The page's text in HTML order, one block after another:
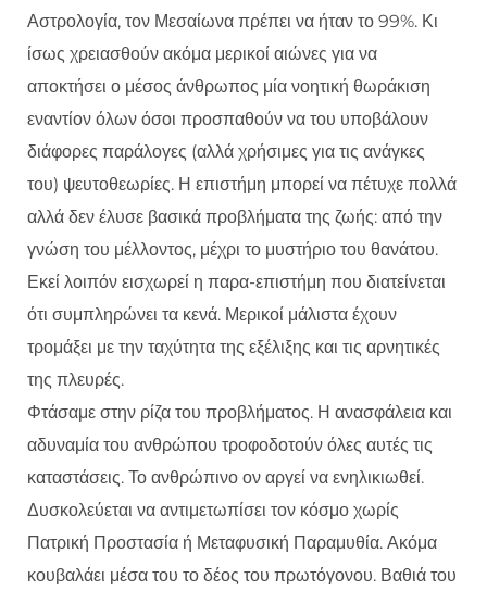
Αστρολογία, τον Μεσαίωνα πρέπει να ήταν το 99%. Κι
ίσως χρειασθούν ακόμα μερικοί αιώνες για να
αποκτήσει ο μέσος άνθρωπος μία νοητική θωράκιση
εναντίον όλων όσοι προσπαθούν να του υποβάλουν
διάφορες παράλογες (αλλά χρήσιμες για τις ανάγκες
του) ψευτοθεωρίες. Η επιστήμη μπορεί να πέτυχε πολλά
αλλά δεν έλυσε βασικά προβλήματα της ζωής: από την
γνώση του μέλλοντος, μέχρι το μυστήριο του θανάτου.
Εκεί λοιπόν εισχωρεί η παρα-επιστήμη που διατείνεται
ότι συμπληρώνει τα κενά. Μερικοί μάλιστα έχουν
τρομάξει με την ταχύτητα της εξέλιξης και τις αρνητικές
της πλευρές.
Φτάσαμε στην ρίζα του προβλήματος. Η ανασφάλεια και
αδυναμία του ανθρώπου τροφοδοτούν όλες αυτές τις
καταστάσεις. Το ανθρώπινο ον αργεί να ενηλικιωθεί.
Δυσκολεύεται να αντιμετωπίσει τον κόσμο χωρίς
Πατρική Προστασία ή Μεταφυσική Παραμυθία. Ακόμα
κουβαλάει μέσα του το δέος του πρωτόγονου. Βαθιά του